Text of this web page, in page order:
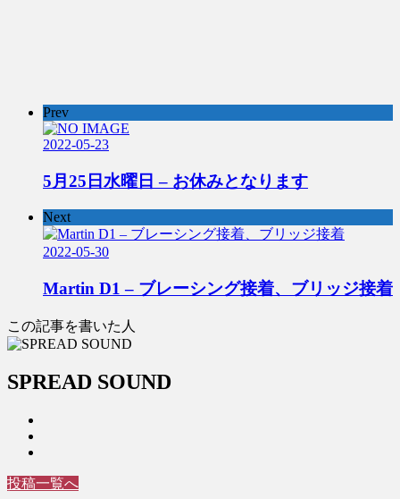
Prev
2022-05-23
5月25日水曜日 – お休みとなります
Next
2022-05-30
Martin D1 – ブレーシング接着、ブリッジ接着
この記事を書いた人
SPREAD SOUND
投稿一覧へ